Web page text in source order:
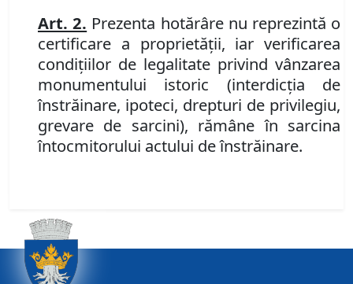
Art. 2. Prezenta hotărâre nu reprezintă o
certificare a proprietăţii, iar verificarea
condiţiilor de legalitate privind vânzarea
monumentului istoric (interdicţia de
înstrăinare, ipoteci, drepturi de privilegiu,
grevare de sarcini), rămâne în sarcina
întocmitorului actului de înstrăinare.